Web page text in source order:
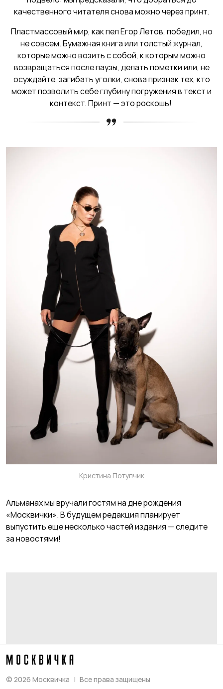
качественного читателя снова можно через принт.
Пластмассовый мир, как пел Егор Летов, победил, но
не совсем. Бумажная книга или толстый журнал,
которые можно возить с собой, к которым можно
возвращаться после паузы, делать пометки или, не
осуждайте, загибать уголки, снова признак тех, кто
может позволить себе глубину погружения в текст и
контекст. Принт — это роскошь!
Кристина Потупчик
Альманах мы вручали гостям на дне рождения
«Москвички». В будущем редакция планирует
выпустить еще несколько частей издания — следите
за новостями!
© 2026 Москвичка Все права защищены